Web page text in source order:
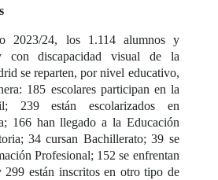
2023/24, los 1.114 alumnos y
con discapacidad visual de la
se reparten, por nivel educativo,
185 escolares participan en la
239 están escolarizados en
166 han llegado a la Educación
34 cursan Bachillerato; 39 se
Profesional; 152 se enfrentan
están inscritos en otro tipo de